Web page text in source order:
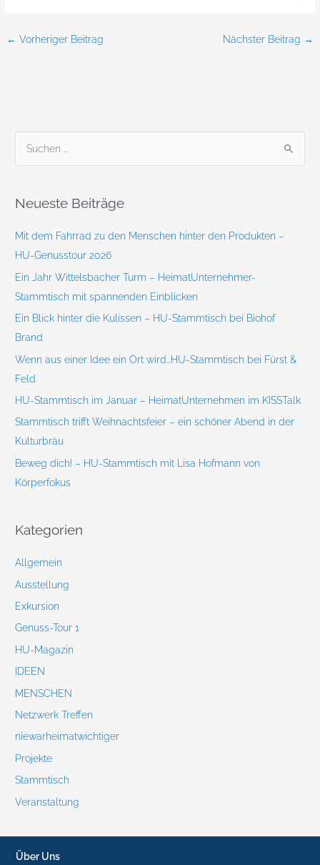
← Vorheriger Beitrag Nächster Beitrag →
h
h
:
Neueste Beiträge
Mit dem Fahrrad zu den Menschen hinter den Produkten –
HU-Genusstour 2026
Ein Jahr Wittelsbacher Turm – HeimatUnternehmer-
Stammtisch mit spannenden Einblicken
Ein Blick hinter die Kulissen – HU-Stammtisch bei Biohof
Brand
Wenn aus einer Idee ein Ort wird…HU-Stammtisch bei Fürst &
Feld
HU-Stammtisch im Januar – HeimatUnternehmen im KISSTalk
Stammtisch trifft Weihnachtsfeier – ein schöner Abend in der
Kulturbräu
Beweg dich! – HU-Stammtisch mit Lisa Hofmann von
Körperfokus
Kategorien
Allgemein
Ausstellung
Exkursion
Genuss-Tour 1
HU-Magazin
IDEEN
MENSCHEN
Netzwerk Treffen
niewarheimatwichtiger
Projekte
Stammtisch
Veranstaltung
Über Uns